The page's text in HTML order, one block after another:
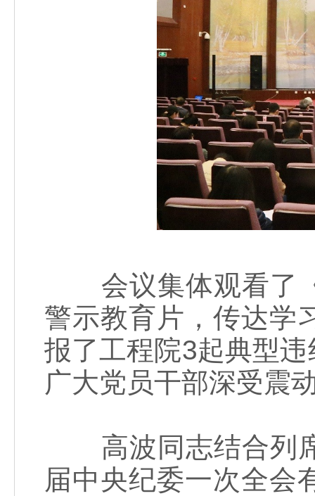
会议集体观看了《
警示教育片，传达学
报了工程院3起典型
广大党员干部深受震
高波同志结合列席
届中央纪委一次全会